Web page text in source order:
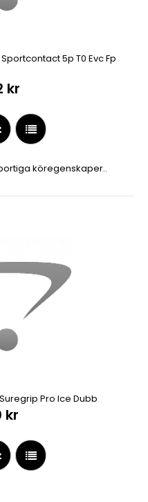
Sportcontact 5p T0 Evc Fp
kr
köregenskaper..
Pro Ice Dubb
kr